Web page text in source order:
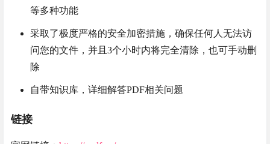
等多种功能
采取了极度严格的安全加密措施，确保任何人无法访
问您的文件，并且3个小时内将完全清除，也可手动删
除
自带知识库，详细解答PDF相关问题
链接